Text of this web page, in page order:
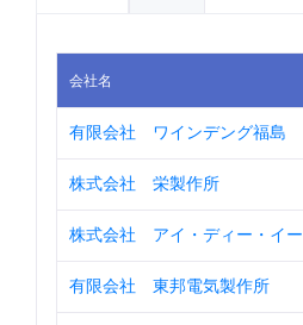
会社名
有限会社 ワインデング福島
株式会社 栄製作所
株式会社 アイ・ディー・イー
有限会社 東邦電気製作所